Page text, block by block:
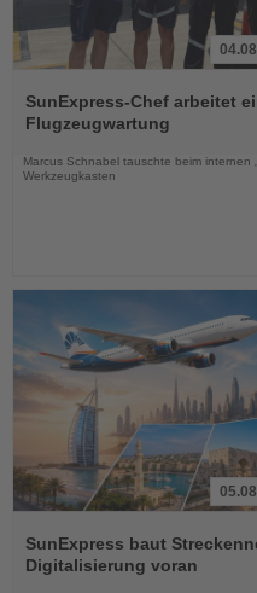
Sie
die
Nachrichten
SunExpress-Chef arbeitet
Flugzeugwartung
Marcus Schnabel tauschte beim internen
Werkzeugkasten
Sie
die
Nachrichten
SunExpress baut
Digitalisierung voran